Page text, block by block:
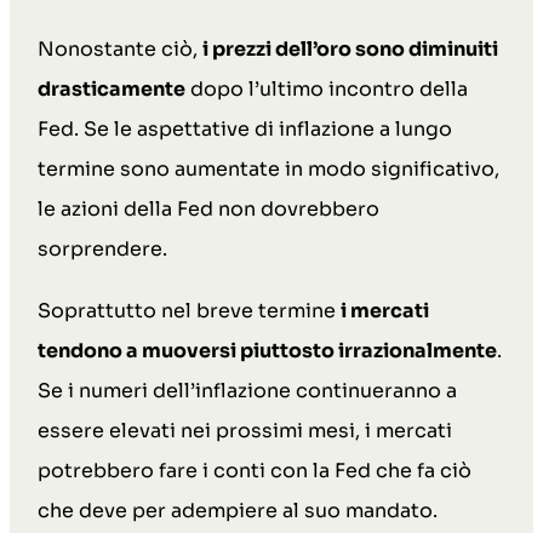
Nonostante ciò, i prezzi dell’oro sono diminuiti
drasticamentedopo l’ultimo incontro della
Fed. Se le aspettative di inflazione a lungo
termine sono aumentate in modo significativo,
le azioni della Fed non dovrebbero
sorprendere.
Soprattutto nel breve termine i mercati
tendono a muoversi piuttosto irrazionalmente.
Se i numeri dell’inflazione continueranno a
essere elevati nei prossimi mesi, i mercati
potrebbero fare i conti con la Fed che fa ciò
che deve per adempiere al suo mandato.